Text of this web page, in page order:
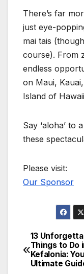
There’s far
just eye-
mai tais
course). From
endless
on Maui,
Island of
Say ‘aloha’ to
these
Please visit:
Our Sponsor
Post
13
Things to Do
Kefalonia:
Ultimate